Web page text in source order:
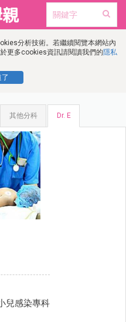
分析技術。若繼續閱覽本網站內
更多cookies資訊請閱讀我們的隱私
其他分科 Dr. E
兒感染專科